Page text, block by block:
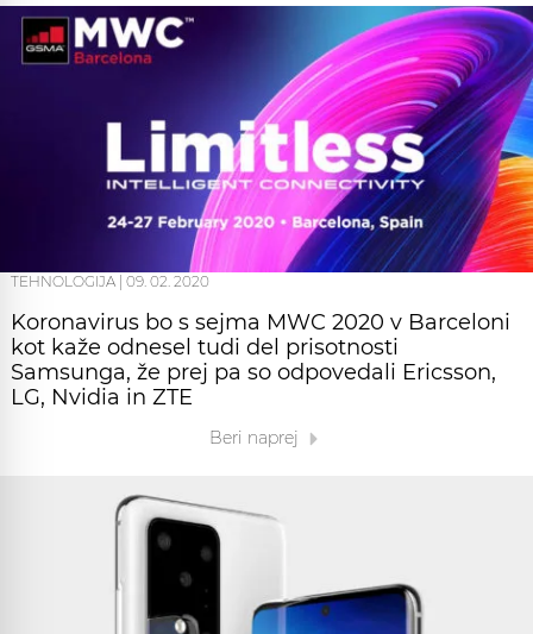
TEHNOLOGIJA 09. 02. 2020
Koronavirus bo s sejma MWC 2020 v Barceloni
kot kaže odnesel tudi del prisotnosti
Samsunga, že prej pa so odpovedali Ericsson,
LG, Nvidia in ZTE
Beri naprej